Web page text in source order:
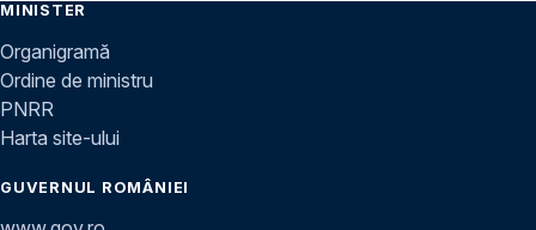
MINISTER
Organigramă
Ordine de ministru
PNRR
Harta site-ului
GUVERNUL ROMÂNIEI